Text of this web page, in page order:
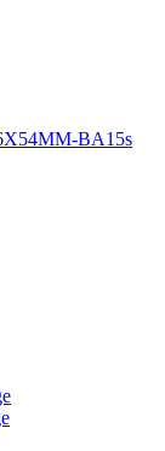
BA15s